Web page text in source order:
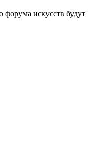
искусств будут